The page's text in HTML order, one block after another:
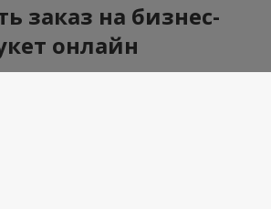
заказ на бизнес-
онлайн